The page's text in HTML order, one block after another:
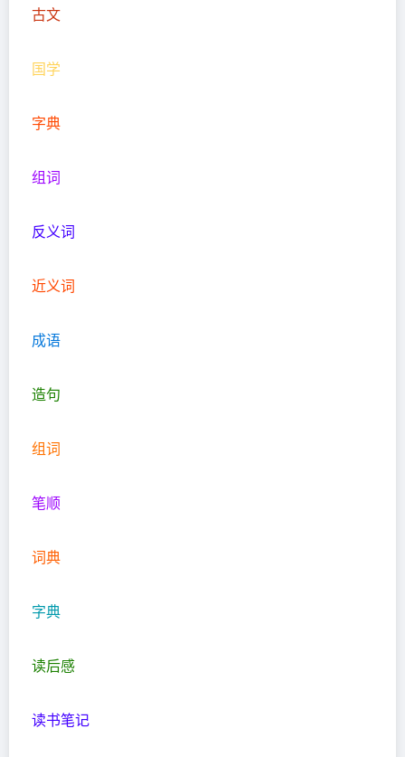
古文
国学
字典
组词
反义词
近义词
成语
造句
组词
笔顺
词典
字典
读后感
读书笔记